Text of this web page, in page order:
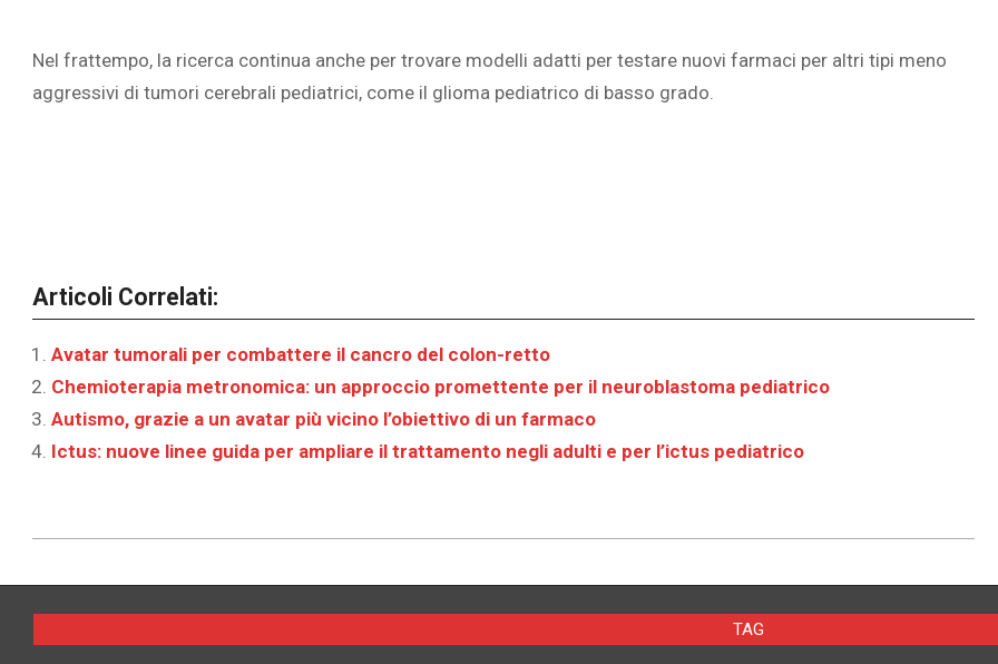
Nel frattempo, la ricerca continua anche per trovare modelli adatti per testare nuovi farmaci per altri tipi meno
aggressivi di tumori cerebrali pediatrici, come il glioma pediatrico di basso grado.
Articoli Correlati:
Avatar tumorali per combattere il cancro del colon-retto
Chemioterapia metronomica: un approccio promettente per il neuroblastoma pediatrico
Autismo, grazie a un avatar più vicino l’obiettivo di un farmaco
Ictus: nuove linee guida per ampliare il trattamento negli adulti e per l’ictus pediatrico
TAG